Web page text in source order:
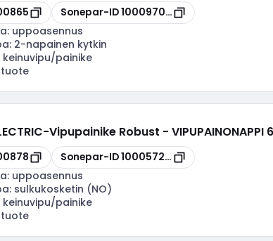
Kopioi
Sonepar-ID100097016
uppoasennus
2-napainen kytkin
keinuvipu/painike
-Vipupainike Robust - VIPUPAINONAPPI
Kopioi
Sonepar-ID100057263
uppoasennus
sulkukosketin (NO)
keinuvipu/painike